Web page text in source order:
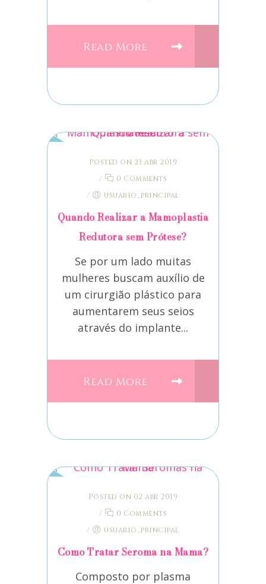
Read More
Posted on 23 abr 2019
/
0 Comments
/
usuario_principal
Quando Realizar a Mamoplastia
Redutora sem Prótese?
Se por um lado muitas
mulheres buscam auxílio de
um cirurgião plástico para
aumentarem seus seios
através do implante...
Read More
Posted on 02 abr 2019
/
0 Comments
/
usuario_principal
Como Tratar Seroma na Mama?
Composto por plasma